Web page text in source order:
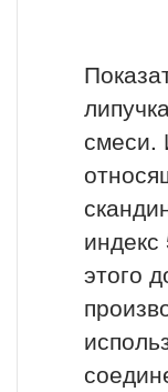
смеси.
этого